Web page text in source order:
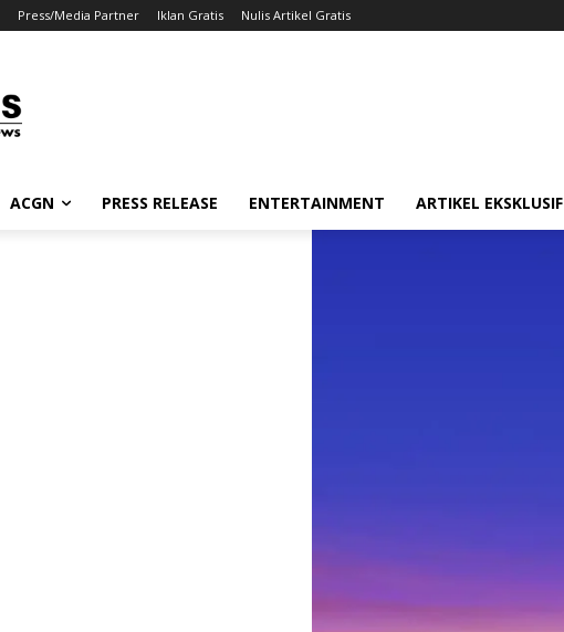
Press/Media Partner Iklan Gratis Nulis Artikel Gratis
ACGN PRESS RELEASE ENTERTAINMENT ARTIKEL EKSKLUSIF